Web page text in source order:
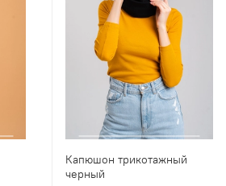
Капюшон трикотажный
черный